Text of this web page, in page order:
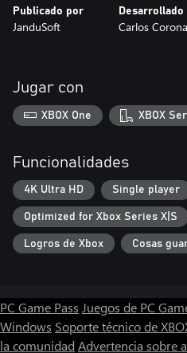
Publicado por
JanduSoft
Desarrollado
Carlos
Jugar con
XBOX One XBOX
Funcionalidades
4K Ultra HD Single player
Optimized for Xbox Series X|S
Logros de Xbox Cosas
PC Game Pass Juegos de PC
Windows Soporte técnico de
la comunidad Advertencia sobre